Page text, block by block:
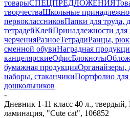
товарыСПЕЦПРЕДЛОЖЕНИЯ
творчестваШкольные
первоклассниковПапки для труда,
тетрадейКлейПринадлежности для
черченияРазноеТетрадиРанцы,
сменной обувиНаградная
канцелярскиеОфисБлокноты
бумажная продукцияОрганайзеры,
наборы, стаканчикиПортфолио
дошкольников
-
Дневник 1-11 класс 40 л.,
ламинация, "Cute cat", 106852